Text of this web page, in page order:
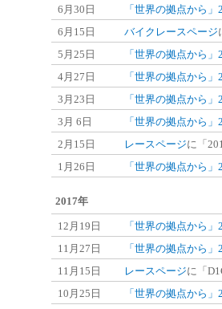
6月30日
「世界の拠点から
6月15日
バイクレースページ
5月25日
「世界の拠点から
4月27日
「世界の拠点から
3月23日
「世界の拠点から
3月 6日
「世界の拠点から
2月15日
レースページに「
1月26日
「世界の拠点から
2017年
12月19日
「世界の拠点から
11月27日
「世界の拠点から
11月15日
レースページに「
10月25日
「世界の拠点から